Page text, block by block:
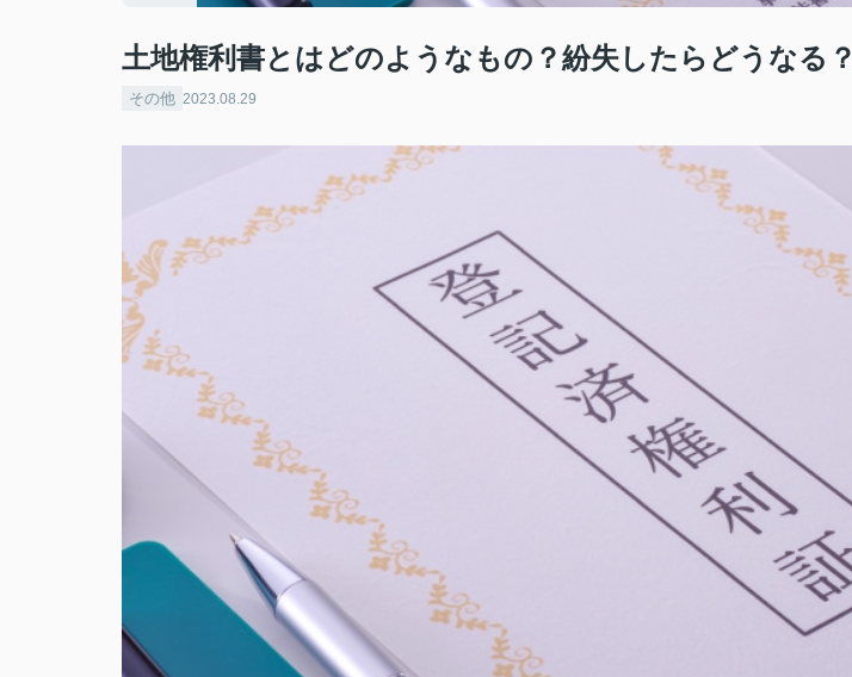
土地権利書とはどのようなもの？紛失したらどうなる？
その他 2023.08.29